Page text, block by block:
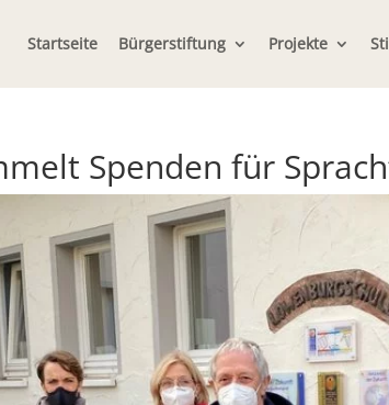
Startseite Bürgerstiftung Projekte
Spenden für